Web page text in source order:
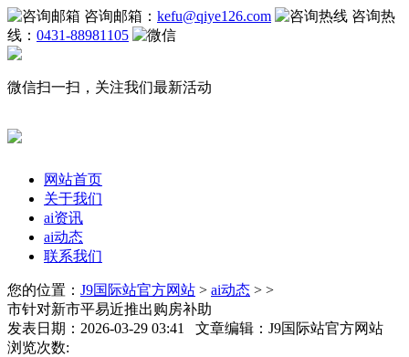
咨询邮箱： kefu@qiye126.com
咨询热
线： 0431-88981105
微信扫一扫，关注我们最新活动
网站首页
关于我们
ai资讯
ai动态
联系我们
您的位置： J9国际站官方网站 > ai动态 > >
市针对新市平易近推出购房补助
发表日期：2026-03-29 03:41 文章编辑：J9国际站官方网站
浏览次数: